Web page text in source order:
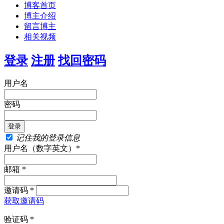
博客首页
博主介绍
留言博主
相关视频
登录 注册 找回密码
用户名
密码
记住我的登录信息
用户名（数字英文）*
邮箱 *
邀请码 *
获取邀请码
验证码 *